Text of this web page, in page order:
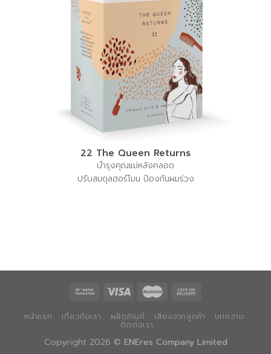
22 The Queen Returns
บำรุงคุณแม่หลังคลอด
ปรับสมดุลฮอร์โมน ป้องกันผมร่วง
หน้าแรก เกี่ยวกับเรา ผลิตภัณฑ์ เสียงจากลูกค้า บทความ
ติดต่อเรา
Copyright 2026 © ENEres Company Limited